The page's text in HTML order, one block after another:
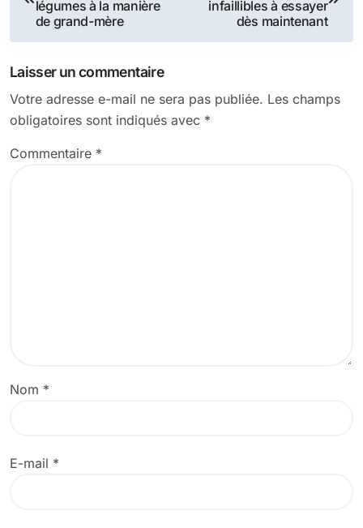
de
l’article
légumes à la manière
de grand-mère
infaillibles à essayer
dès maintenant
Laisser un commentaire
Votre adresse e-mail ne sera pas publiée. Les champs
obligatoires sont indiqués avec *
Commentaire *
Nom *
E-mail *